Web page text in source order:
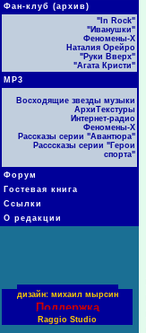
Фан-клуб (архив)
"In Rock"
"Иванушки"
Феномены-Х
Наталия Орейро
"Руки Вверх"
"Агата Кристи"
МР3
Восходящие звезды музыки
АрхиТекстуры
Интернет-радио
Феномены-Х
Рассказы серии "Авантюра"
Расссказы серии "Герои
спорта"
Форум
Гостевая книга
Ссылки
О редакции
дизайн: михаил мырсин
Поддержка
Raggio Studio